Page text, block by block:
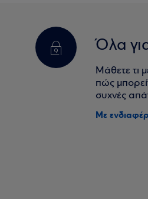
Όλα
Μάθετε τι
πώς
συχνές
Με